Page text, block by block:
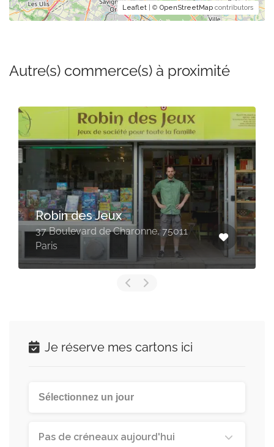
Leaflet | © OpenStreetMap contributors
Autre(s) commerce(s) à proximité
Robin des Jeux
37 Boulevard de Charonne, 75011
Paris
Je réserve mes cartons ici
Pas de créneaux aujourd'hui